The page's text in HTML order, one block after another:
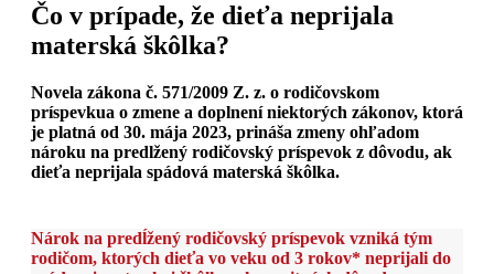
Čo v prípade, že dieťa neprijala
materská škôlka?
Novela zákona č. 571/2009 Z. z. o rodičovskom
príspevkua o zmene a doplnení niektorých zákonov, ktorá
je platná od 30. mája 2023, prináša zmeny ohľadom
nároku na predlžený rodičovský príspevok z dôvodu, ak
dieťa neprijala spádová materská škôlka.
Nárok na predĺžený rodičovský príspevok vzniká tým
rodičom, ktorých dieťa vo veku od 3 rokov* neprijali do